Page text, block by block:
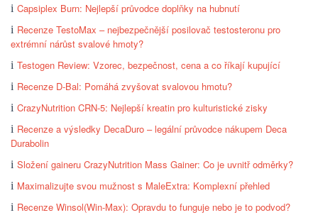
Capsiplex Burn: Nejlepší průvodce doplňky na hubnutí
Recenze TestoMax – nejbezpečnější posilovač testosteronu pro
extrémní nárůst svalové hmoty?
Testogen Review: Vzorec, bezpečnost, cena a co říkají kupující
Recenze D-Bal: Pomáhá zvyšovat svalovou hmotu?
CrazyNutrition CRN-5: Nejlepší kreatin pro kulturistické zisky
Recenze a výsledky DecaDuro – legální průvodce nákupem Deca
Durabolin
Složení gaineru CrazyNutrition Mass Gainer: Co je uvnitř odměrky?
Maximalizujte svou mužnost s MaleExtra: Komplexní přehled
Recenze Winsol(Win-Max): Opravdu to funguje nebo je to podvod?